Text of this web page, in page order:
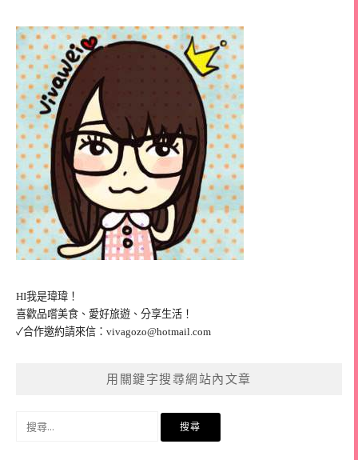
HI我是瑋瑋！
喜歡品嚐美食、愛好旅遊、分享生活！
✓合作邀約請來信： vivagozo@hotmail.com
用關鍵字搜尋網站內文章